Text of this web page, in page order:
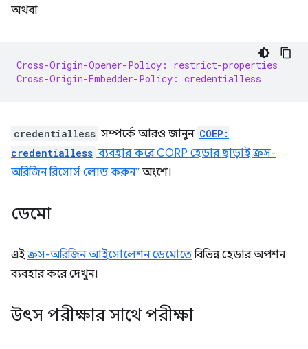
অথবা
Cross-Origin-Opener-Policy: restrict-properties
Cross-Origin-Embedder-Policy: credentialless
credentialless সম্পর্কে আরও জানুন COEP:
credentialless ব্যবহার করে CORP হেডার ছাড়াই ক্রস-
অরিজিন রিসোর্স লোড করুন” অংশে।
ডেমো
এইক্রস-অরিজিন আইসোলেশন ডেমোতেবিভিন্ন হেডার অপশন
ব্যবহার করে দেখুন।
উৎস পরীক্ষার সাথে পরীক্ষা